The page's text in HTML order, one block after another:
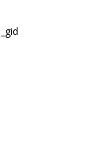
_gid